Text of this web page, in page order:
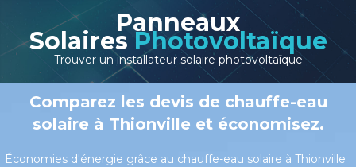
Panneaux
Solaires Photovoltaïque
Trouver un installateur solaire photovoltaïque
Comparez les devis de chauffe-eau
solaire à Thionville et économisez.
Économies d'énergie grâce au chauffe-eau solaire à Thionville :